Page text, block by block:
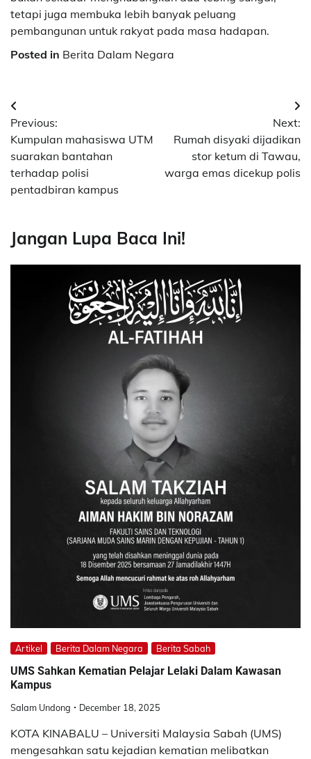
tetapi juga membuka lebih banyak peluang
pembangunan untuk rakyat pada masa hadapan.
Posted in Berita Dalam Negara
Post
navigation
Previous:
Kumpulan mahasiswa UTM
suarakan bantahan
terhadap polisi
pentadbiran kampus
Next:
Rumah disyaki dijadikan
stor ketum di Tawau,
warga emas dicekup polis
Jangan Lupa Baca Ini!
Artikel Berita Dalam Negara Berita Sabah
UMS Sahkan Kematian Pelajar Lelaki Dalam Kawasan
Kampus
Salam Undong December 18, 2025
KOTA KINABALU – Universiti Malaysia Sabah (UMS)
mengesahkan satu kejadian kematian melibatkan